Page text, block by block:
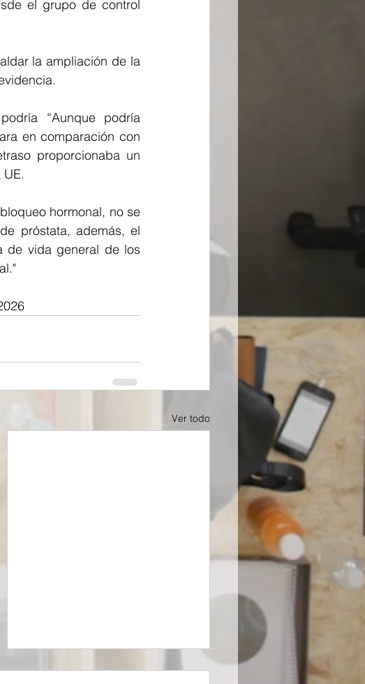
el grupo de control
la ampliación de la
“Aunque podría
en comparación con
proporcionaba un
hormonal, no se
próstata, además, el
de vida general de los
Ver todo